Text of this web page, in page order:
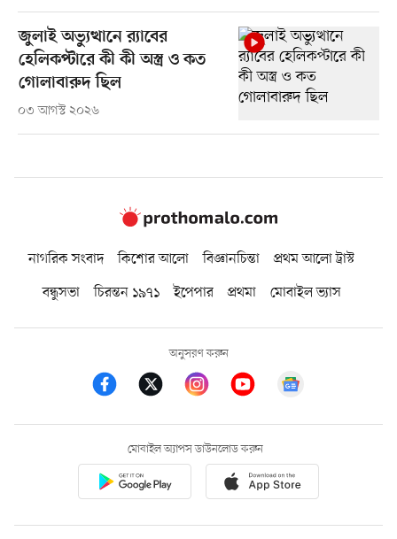
জুলাই অভ্যুত্থানে র‍্যাবের
হেলিকপ্টারে কী কী অস্ত্র ও কত
গোলাবারুদ ছিল
০৩ আগস্ট ২০২৬
নাগরিক সংবাদ কিশোর আলো বিজ্ঞানচিন্তা
প্রথম আলো ট্রাস্ট
বন্ধুসভা
চিরন্তন ১৯৭১ ইপেপার প্রথমা মোবাইল ভ্যাস
অনুসরণ করুন
মোবাইল অ্যাপস ডাউনলোড করুন